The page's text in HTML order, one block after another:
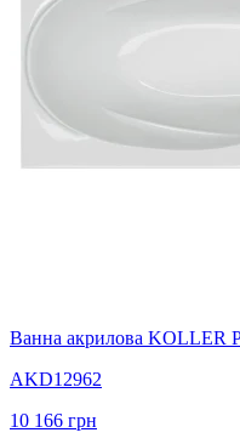
Ванна акрилова KOLLER
AKD12962
10 166 грн